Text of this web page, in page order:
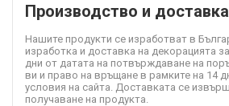
Производство и доставка
Нашите продукти се изработват в
изработка и доставка на декорацията
дни от датата на потвърждаване на
ви и право на връщане в рамките на 14
условия на сайта. Доставката се
получаване на продукта.